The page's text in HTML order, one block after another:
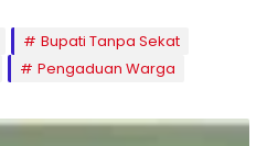
Bupati Tanpa Sekat
Pengaduan Warga